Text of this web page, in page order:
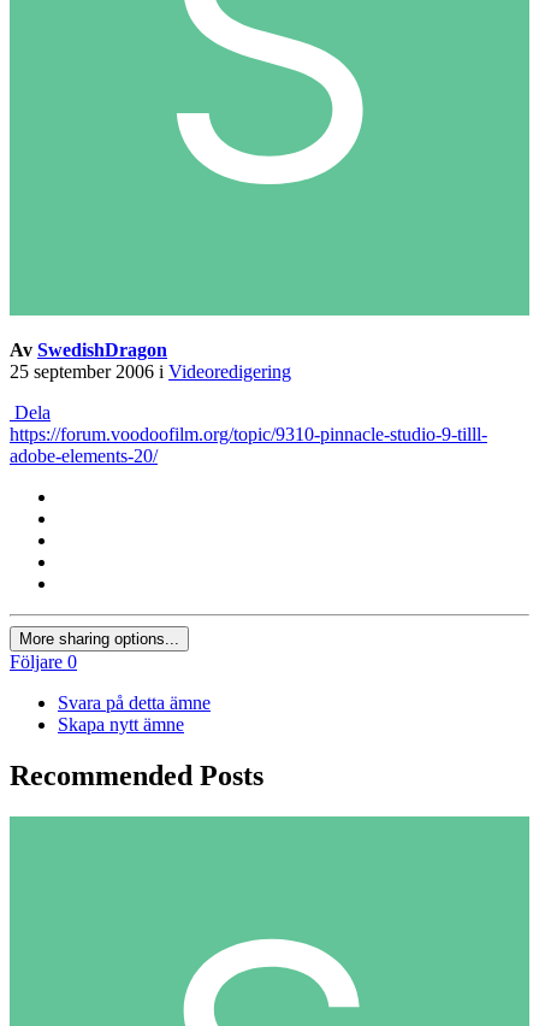
Av SwedishDragon
25 september 2006 i Videoredigering
Dela
https://forum.voodoofilm.org/topic/9310-pinnacle-studio-9-tilll-
adobe-elements-20/
More sharing options...
Följare 0
Svara på detta ämne
Skapa nytt ämne
Recommended Posts